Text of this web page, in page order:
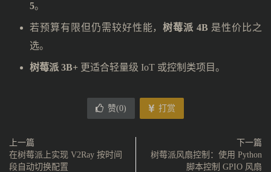
5。
若预算有限但仍需较好性能，树莓派 4B 是性价比之
选。
树莓派 3B+ 更适合轻量级 IoT 或控制类项目。
赞(0) 打赏
上一篇
在树莓派上实现 V2Ray 按时间
段自动切换配置
下一篇
树莓派风扇控制：使用 Python
脚本控制 GPIO 风扇